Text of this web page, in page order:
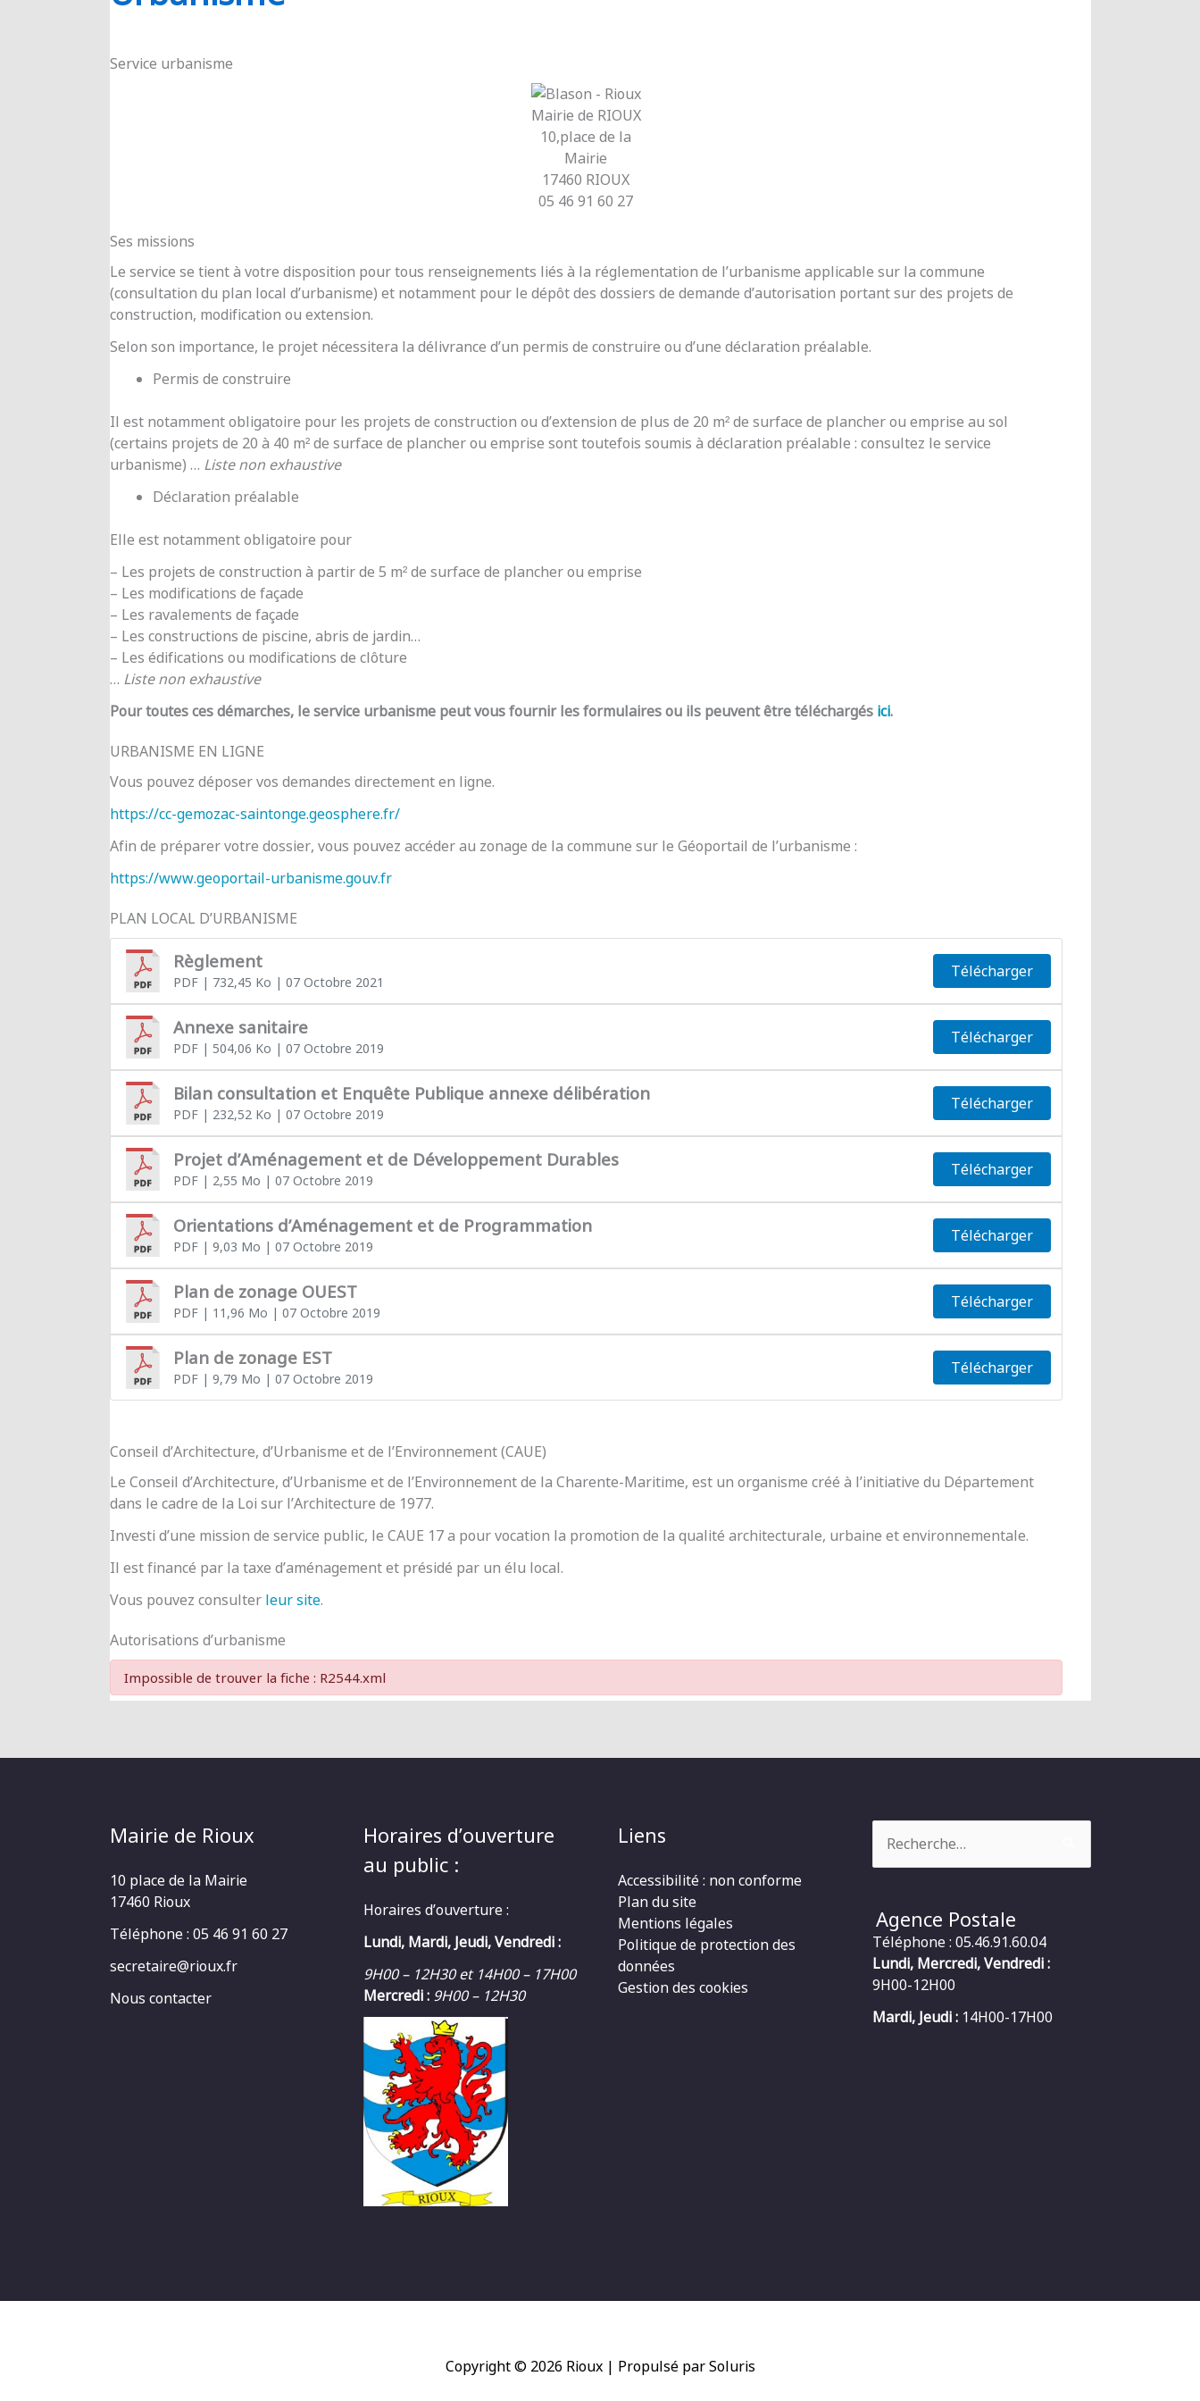
Service urbanisme
Mairie de RIOUX
10,place de la
Mairie
17460 RIOUX
05 46 91 60 27
Ses missions
Le service se tient à votre disposition pour tous renseignements liés à la réglementation de l’urbanisme applicable sur la commune
(consultation du plan local d’urbanisme) et notamment pour le dépôt des dossiers de demande d’autorisation portant sur des projets de
construction, modification ou extension.
Selon son importance, le projet nécessitera la délivrance d’un permis de construire ou d’une déclaration préalable.
Permis de construire
Il est notamment obligatoire pour les projets de construction ou d’extension de plus de 20 m² de surface de plancher ou emprise au sol
(certains projets de 20 à 40 m² de surface de plancher ou emprise sont toutefois soumis à déclaration préalable : consultez le service
urbanisme) … Liste non exhaustive
Déclaration préalable
Elle est notamment obligatoire pour
– Les projets de construction à partir de 5 m² de surface de plancher ou emprise
– Les modifications de façade
– Les ravalements de façade
– Les constructions de piscine, abris de jardin…
– Les édifications ou modifications de clôture
… Liste non exhaustive
Pour toutes ces démarches, le service urbanisme peut vous fournir les formulaires ou ils peuvent être téléchargés ici.
URBANISME EN LIGNE
Vous pouvez déposer vos demandes directement en ligne.
https://cc-gemozac-saintonge.geosphere.fr/
Afin de préparer votre dossier, vous pouvez accéder au zonage de la commune sur le Géoportail de l’urbanisme :
https://www.geoportail-urbanisme.gouv.fr
PLAN LOCAL D’URBANISME
Règlement
PDF| 732,45 Ko | 07 Octobre 2021
Télécharger
Annexe sanitaire
PDF| 504,06 Ko | 07 Octobre 2019
Télécharger
Bilan consultation et Enquête Publique annexe délibération
PDF| 232,52 Ko | 07 Octobre 2019
Télécharger
Projet d’Aménagement et de Développement Durables
PDF| 2,55 Mo | 07 Octobre 2019
Télécharger
Orientations d’Aménagement et de Programmation
PDF| 9,03 Mo | 07 Octobre 2019
Télécharger
Plan de zonage OUEST
PDF| 11,96 Mo | 07 Octobre 2019
Télécharger
Plan de zonage EST
PDF| 9,79 Mo | 07 Octobre 2019
Télécharger
Conseil d’Architecture, d’Urbanisme et de l’Environnement (CAUE)
Le Conseil d’Architecture, d’Urbanisme et de l’Environnement de la Charente-Maritime, est un organisme créé à l’initiative du Département
dans le cadre de la Loi sur l’Architecture de 1977.
Investi d’une mission de service public, le CAUE 17 a pour vocation la promotion de la qualité architecturale, urbaine et environnementale.
Il est financé par la taxe d’aménagement et présidé par un élu local.
Vous pouvez consulter leur site.
Autorisations d’urbanisme
Impossible de trouver la fiche : R2544.xml
Mairie de Rioux
10 place de la Mairie
17460 Rioux
Téléphone : 05 46 91 60 27
secretaire@rioux.fr
Nous contacter
Horaires d’ouverture
au public :
Horaires d’ouverture :
Lundi, Mardi, Jeudi, Vendredi :
9H00 – 12H30 et 14H00 – 17H00
Mercredi : 9H00 – 12H30
Liens
Accessibilité : non conforme
Plan du site
Mentions légales
Politique de protection des
données
Gestion des cookies
Agence Postale
Téléphone : 05.46.91.60.04
Lundi, Mercredi, Vendredi :
9H00-12H00
Mardi, Jeudi : 14H00-17H00
Copyright © 2026 Rioux| Propulsé par Soluris